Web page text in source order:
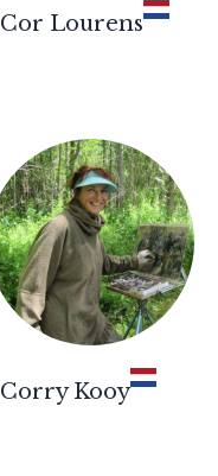
Cor Lourens
Corry Kooy